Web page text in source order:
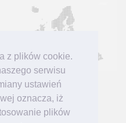
z plików cookie.
serwisu
ustawień
oznacza, iż
plików